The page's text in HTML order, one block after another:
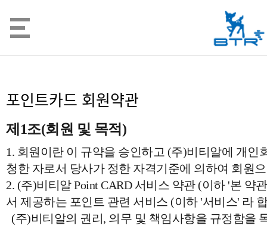
포인트카드 회원약관
제1조(회원 및 목적)
1. 회원이란 이 규약을 승인하고 (주)비티알에 개
청한 자로서 당사가 정한 자격기준에 의하여 회원
2. (주)비티알 Point CARD 서비스 약관 (이하 '본 약
서 제공하는 포인트 관련 서비스 (이하 '서비스' 라
(주)비티알의 권리, 의무 및 책임사항을 규정함을